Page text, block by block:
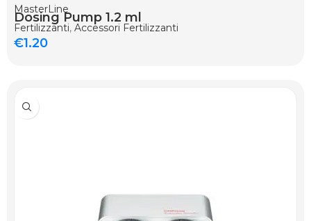
MasterLine
Dosing Pump 1.2 ml
Fertilizzanti, Accessori Fertilizzanti
€1.20